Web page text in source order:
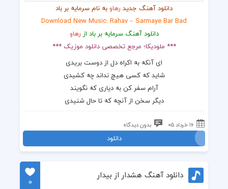
دانلود آهنگ جدید رهاو به نام سرمایه بر باد
Download New Music: Rahav – Sarmaye Bar Bad
دانلود آهنگ سرمایه بر باد از رهاو
*** ملودیکا؛ مرجع تخصصی دانلود موزیک ***
ای آنکه به اکراه دل از دوست بریدی
شاید که کسی هیچ نداند چه کشیدی
آرام سفر کن به دیاری که نگویند
دیگر سخن از آنچه که تا حال شنیدی
۱۶ خرداد ۰۵ بدون دیدگاه
دانلود
دانلود آهنگ هشدار از بیدار
0